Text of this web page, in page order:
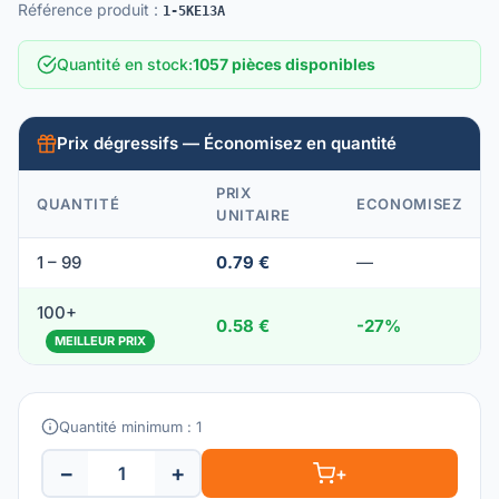
Référence produit : 1-5KE13A
Quantité en stock:1057 pièces disponibles
Prix dégressifs — Économisez en quantité
QUANTITÉ
PRIX
UNITAIRE
ECONOMISEZ
1 – 99 0.79 € —
100+
MEILLEUR PRIX
0.58 € -27%
Quantité minimum : 1
− + +